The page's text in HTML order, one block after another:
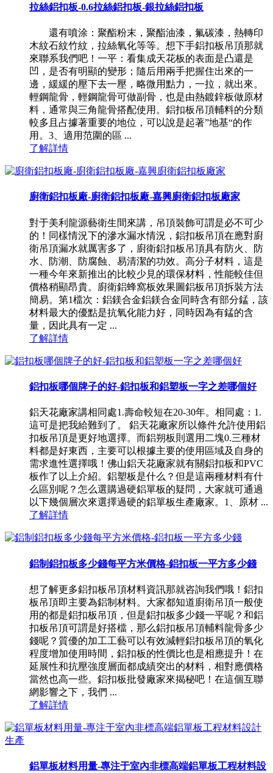
拉絲鋁扣板-0.6拉絲鋁扣板-銀拉絲鋁扣板
還有噴涂：聚酯粉末，聚酯油漆，氟碳漆，熱轉印
木紋石紋竹紋，拉絲氧化等等。想下手鋁扣板吊頂那就
來聯系我們吧！一平：看集成天花板的表面是凸還是
凹，是否有明顯的變形；隨后用兩手把握住出來的一
邊，緩緩的壓下去一壓，略微用點力，一拉，就出來。
輕鋼龍骨，輕鋼龍骨可做副骨，也是由熱鍍鋅板做原材
料，通常與三角龍骨搭配使用。鋁扣板吊頂輔料的分類
較多且占據著重要的地位，可以說是起著”地基“的作
用。3、適用范圍的區 ...
了解詳情
廚衛鋁扣板廠-廚衛鋁扣板廠-嘉興廚衛鋁扣板廠家
對于美利龍源藝衛生間來講，吊頂裝飾可謂是必不可少
的！同樣情況下的滲水漏水情況，鋁扣板吊頂在應對廚
衛吊頂漏水就厲害多了，廚衛鋁扣板吊頂具有防火、防
水、防潮、防腐蝕、易清潔的功效。高分子材料，這是
一種今年來新推出的比較少見的環保材料，性能較佳但
價格稍顯昂貴。廚衛鋁蜂窩板效果圖鋁板吊頂拆裝方法
簡易。第1檔次：鋁鎂合金鋁鎂合金同時含有部分錳，該
材料最大的優點是抗氧化能力好，同時因為有錳的含
量，因此具有一定 ...
了解詳情
鋁扣板哪個牌子的好-鋁扣板和鋁塑板一字之差哪個好
鋁天花廠家講相同處1.壽命較短在20-30年。相同處：1.
這可是把我給難到了。 鋁天花廠家所以條件允許使用鋁
扣板吊頂是更好地選擇。而鋁朔板則選用二塊0.三種材
料都是好東西，主要可以根據主要的使用區域及自身的
需求進性選擇哦！佛山鋁天花廠家就有關鋁扣板和PVC
板作了以上介紹。鋁塑板是什么？但是這兩種材料有什
么區別呢？怎么選購過硬鋁單板的疑問，大家就可通過
以下幾個層次來選擇過硬的鋁單板生產廠家。1、原材 ...
了解詳情
鋁制鋁扣板多少錢每平方米價格-鋁扣板一平方多少錢
想了解更多鋁扣板吊頂材料資訊那就咨詢我們哦！鋁扣
板吊頂即主要為鋁制材料。大家都知道廚衛吊頂一般使
用的都是鋁扣板吊頂，但是鋁扣板多少錢一平呢？和鋁
扣板吊頂可謂是好搭檔，那么鋁扣板吊頂輔料龍骨多少
錢呢？質優的加工工藝可以有效減輕鋁扣板吊頂的氧化
程度增加使用時間，鋁扣板的性價比也是相應提升！在
延展性和抗壓強度層面都成績突出的材料，相對應價格
當然也高一些。鋁扣板批發廠家來揭秘吧！在這個互聯
網影響之下，我們 ...
了解詳情
鋁單板材料用量-專注于室內非標高端鋁單板工程材料設